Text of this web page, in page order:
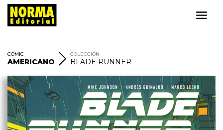
CÓMIC
AMERICANO
COLECCIÓN
BLADE RUNNER